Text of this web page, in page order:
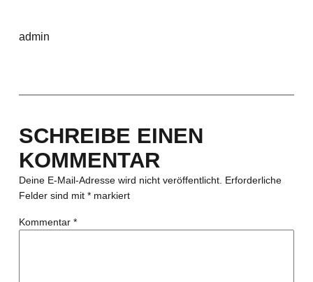
admin
SCHREIBE EINEN
KOMMENTAR
Deine E-Mail-Adresse wird nicht veröffentlicht. Erforderliche
Felder sind mit *markiert
Kommentar *